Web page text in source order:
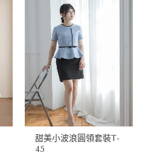
甜美小波浪圓領套裝T-
45